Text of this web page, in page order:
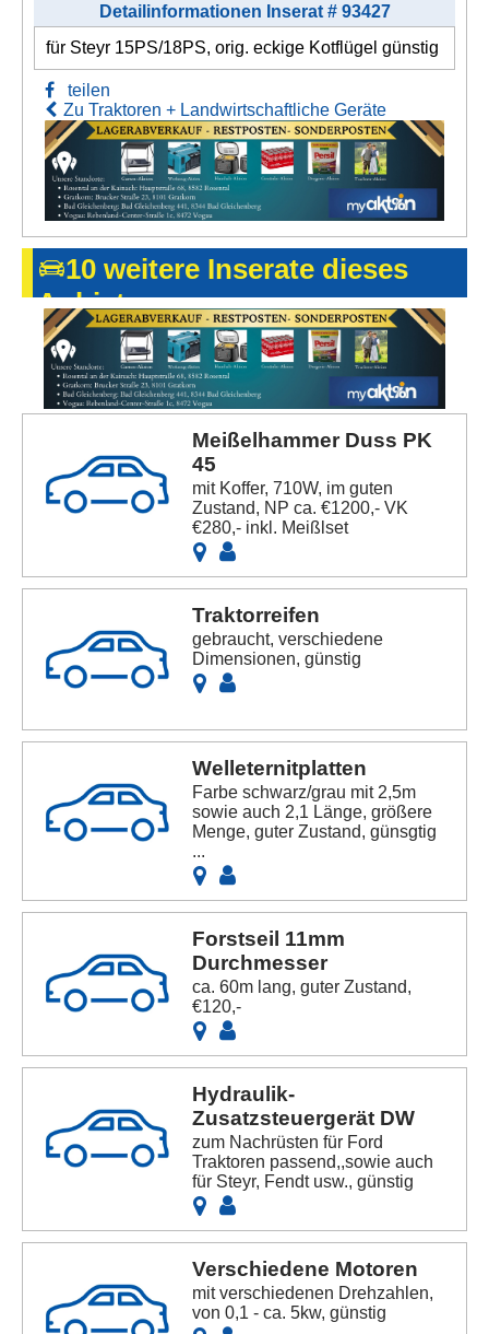
Detailinformationen Inserat # 93427
für Steyr 15PS/18PS, orig. eckige Kotflügel günstig
teilen
Zu Traktoren + Landwirtschaftliche Geräte
10 weitere Inserate dieses
Anbieters
Meißelhammer Duss PK
45
mit Koffer, 710W, im guten
Zustand, NP ca. €1200,- VK
€280,- inkl. Meißlset
Traktorreifen
gebraucht, verschiedene
Dimensionen, günstig
Welleternitplatten
Farbe schwarz/grau mit 2,5m
sowie auch 2,1 Länge, größere
Menge, guter Zustand, günsgtig
...
Forstseil 11mm
Durchmesser
ca. 60m lang, guter Zustand,
€120,-
Hydraulik-
Zusatzsteuergerät DW
zum Nachrüsten für Ford
Traktoren passend,,sowie auch
für Steyr, Fendt usw., günstig
Verschiedene Motoren
mit verschiedenen Drehzahlen,
von 0,1 - ca. 5kw, günstig